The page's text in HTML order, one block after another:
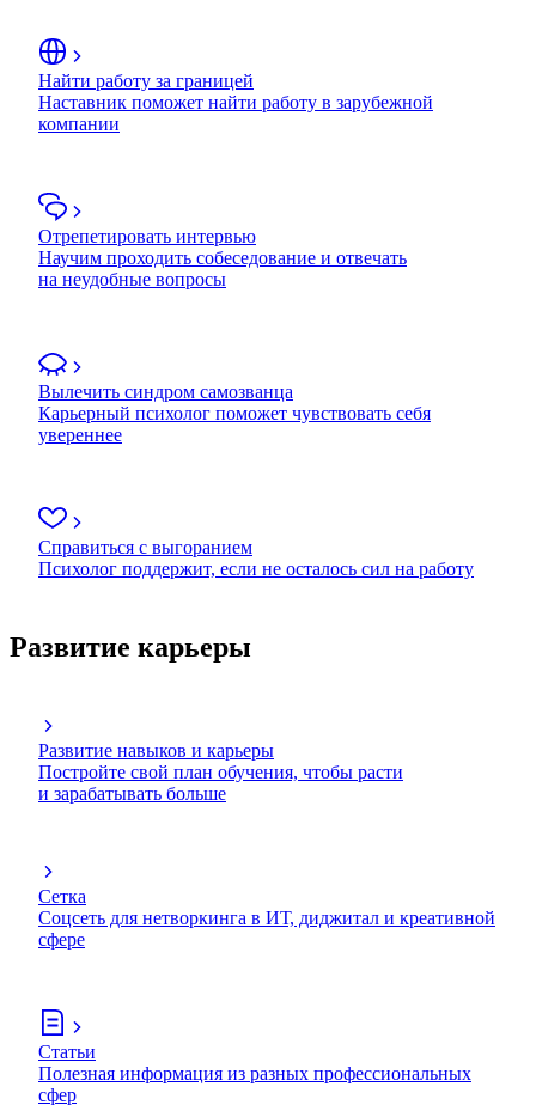
Найти работу за границей
Наставник поможет найти работу в зарубежной
компании
Отрепетировать интервью
Научим проходить собеседование и отвечать
на неудобные вопросы
Вылечить синдром самозванца
Карьерный психолог поможет чувствовать себя
увереннее
Справиться с выгоранием
Психолог поддержит, если не осталось сил на работу
Развитие карьеры
Развитие навыков и карьеры
Постройте свой план обучения, чтобы расти
и зарабатывать больше
Сетка
Соцсеть для нетворкинга в ИТ, диджитал и креативной
сфере
Статьи
Полезная информация из разных профессиональных
сфер